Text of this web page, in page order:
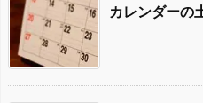
カレンダーの